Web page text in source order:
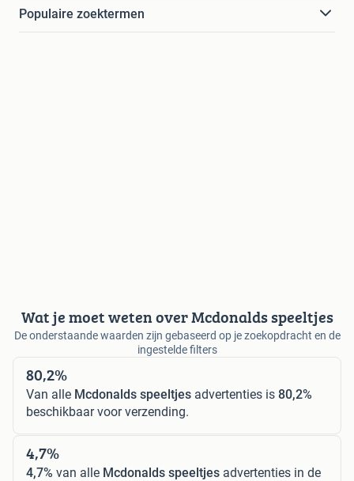
Populaire zoektermen
Wat je moet weten over Mcdonalds speeltjes
De onderstaande waarden zijn gebaseerd op je zoekopdracht en de
ingestelde filters
80,2%
Van alle Mcdonalds speeltjes advertenties is 80,2%
beschikbaar voor verzending.
4,7%
4,7% van alle Mcdonalds speeltjes advertenties in de